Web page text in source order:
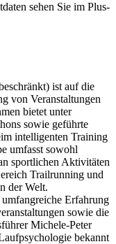
sehen Sie im Plus-
ist auf die
von Veranstaltungen
bietet unter
sowie geführte
intelligenten Training
umfasst sowohl
sportlichen Aktivitäten
Trailrunning und
der Welt.
Erfahrung
sowie die
Michele-Peter
bekannt